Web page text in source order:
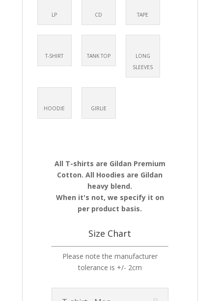
LP CD TAPE
T-SHIRT TANK TOP
LONG
SLEEVES
HOODIE GIRLIE
All T-shirts are Gildan Premium
Cotton. All Hoodies are Gildan
heavy blend.
When it's not, we specify it on
per product basis.
Size Chart
Please note the manufacturer
tolerance is +/- 2cm